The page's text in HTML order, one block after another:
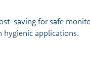
saving for safe
hygienic applications.